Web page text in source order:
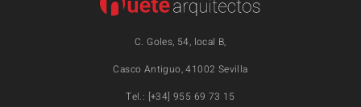
C. Goles, 54, local B,
Casco Antiguo, 41002 Sevilla
Tel.: [+34] 955 69 73 15